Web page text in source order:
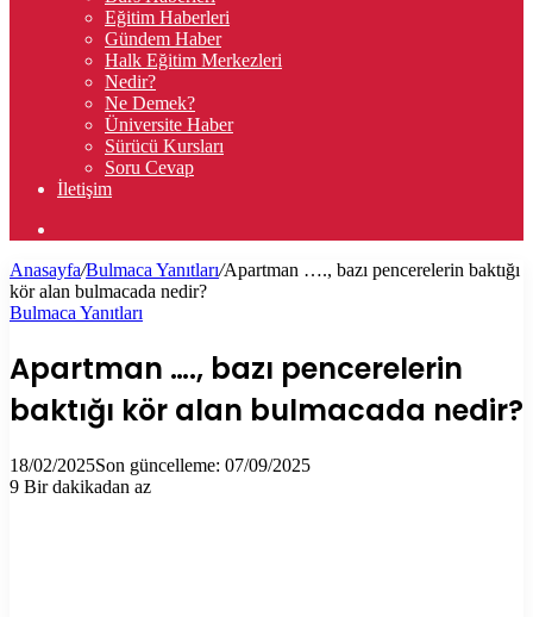
Eğitim Haberleri
Gündem Haber
Halk Eğitim Merkezleri
Nedir?
Ne Demek?
Üniversite Haber
Sürücü Kursları
Soru Cevap
İletişim
...
Anasayfa/Bulmaca Yanıtları/Apartman …., bazı pencerelerin baktığı
kör alan bulmacada nedir?
Bulmaca Yanıtları
Apartman …., bazı pencerelerin
baktığı kör alan bulmacada nedir?
18/02/2025Son güncelleme: 07/09/2025
9 Bir dakikadan az